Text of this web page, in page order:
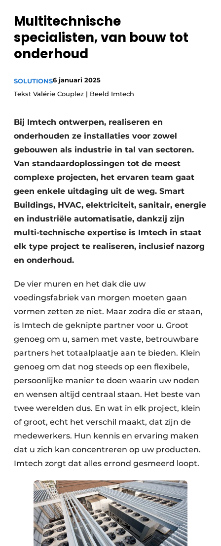
Vacature aanmelden
Vacatures
Video’s
Multitechnische
specialisten, van bouw tot
onderhoud
SOLUTIONS6 januari 2025
Tekst Valérie Couplez | Beeld Imtech
Bij Imtech ontwerpen, realiseren en
onderhouden ze installaties voor zowel
gebouwen als industrie in tal van sectoren.
Van standaardoplossingen tot de meest
complexe projecten, het ervaren team gaat
geen enkele uitdaging uit de weg. Smart
Buildings, HVAC, elektriciteit, sanitair, energie
en industriële automatisatie, dankzij zijn
multi-technische expertise is Imtech in staat
elk type project te realiseren, inclusief nazorg
en onderhoud.
De vier muren en het dak die uw
voedingsfabriek van morgen moeten gaan
vormen zetten ze niet. Maar zodra die er staan,
is Imtech de geknipte partner voor u. Groot
genoeg om u, samen met vaste, betrouwbare
partners het totaalplaatje aan te bieden. Klein
genoeg om dat nog steeds op een flexibele,
persoonlijke manier te doen waarin uw noden
en wensen altijd centraal staan. Het beste van
twee werelden dus. En wat in elk project, klein
of groot, echt het verschil maakt, dat zijn de
medewerkers. Hun kennis en ervaring maken
dat u zich kan concentreren op uw producten.
Imtech zorgt dat alles errond gesmeerd loopt.